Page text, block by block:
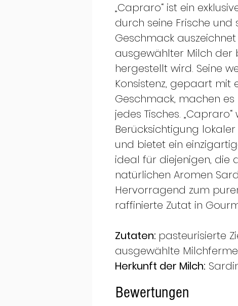
„Capraro“ ist ein
durch seine Frische und
Geschmack
ausgewählter Milch der
hergestellt wird. Seine
Konsistenz, gepaart mit
Geschmack, machen
jedes Tisches.
Berücksichtigung
und bietet ein
ideal für diejenigen, die
natürlichen Aromen
Hervorragend zum
raffinierte Zutat in
Zutaten: pasteurisierte
ausgewählte
Herkunft der Milch:
Bewertungen